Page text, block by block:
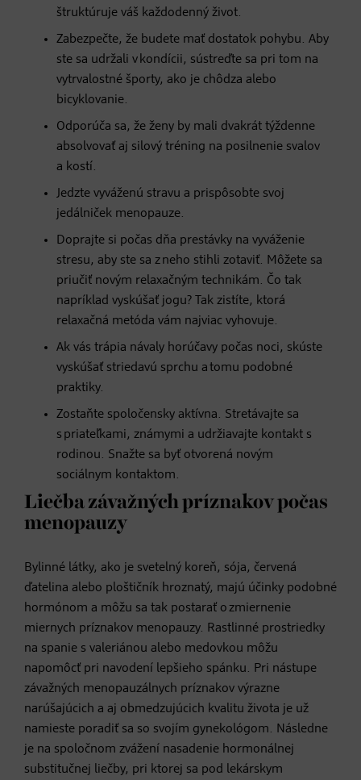
štruktúruje váš každodenný život.
Zabezpečte, že budete mať dostatok pohybu. Aby
ste sa udržali v kondícii, sústreďte sa pri tom na
vytrvalostné športy, ako je chôdza alebo
bicyklovanie.
Odporúča sa, že ženy by mali dvakrát týždenne
absolvovať aj silový tréning na posilnenie svalov
a kostí.
Jedzte vyváženú stravu a prispôsobte svoj
jedálniček menopauze.
Doprajte si počas dňa prestávky na vyváženie
stresu, aby ste sa z neho stihli zotaviť. Môžete sa
priučiť novým relaxačným technikám. Čo tak
napríklad vyskúšať jogu? Tak zistíte, ktorá
relaxačná metóda vám najviac vyhovuje.
Ak vás trápia návaly horúčavy počas noci, skúste
vyskúšať striedavú sprchu a tomu podobné
praktiky.
Zostaňte spoločensky aktívna. Stretávajte sa
s priateľkami, známymi a udržiavajte kontakt s
rodinou. Snažte sa byť otvorená novým
sociálnym kontaktom.
Liečba závažných príznakov počas
menopauzy
Bylinné látky, ako je svetelný koreň, sója, červená
ďatelina alebo ploštičník hroznatý, majú účinky podobné
hormónom a môžu sa tak postarať o zmiernenie
miernych príznakov menopauzy. Rastlinné prostriedky
na spanie s valeriánou alebo medovkou môžu
napomôcť pri navodení lepšieho spánku. Pri nástupe
závažných menopauzálnych príznakov výrazne
narúšajúcich a aj obmedzujúcich kvalitu života je už
namieste poradiť sa so svojím gynekológom. Následne
je na spoločnom zvážení nasadenie hormonálnej
substitučnej liečby, pri ktorej sa pod lekárskym